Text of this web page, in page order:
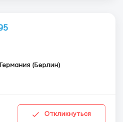
Германия (Берлин)
Откликнуться